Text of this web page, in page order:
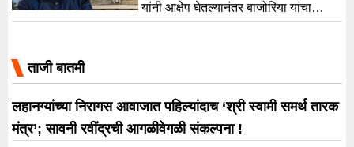
यांनी आक्षेप घेतल्यानंतर बाजोरिया यांचा
ताजी बातमी
लहानग्यांच्या निरागस आवाजात पहिल्यांदाच ‘श्री स्वामी समर्थ तारक
मंत्र’; सावनी रवींद्रची आगळीवेगळी संकल्पना !